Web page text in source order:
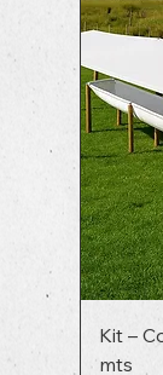
Kit –
mts